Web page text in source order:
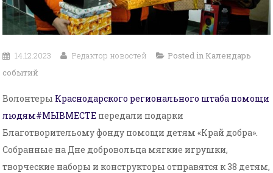
14.12.2023 Редактор новостей Posted in Календарь
событий
Волонтеры Краснодарского регионального штаба помощи
людям#МЫВМЕСТЕ передали подарки
Благотворительому фонду помощи детям «Край добра».
Собранные на Дне добровольца мягкие игрушки,
творческие наборы и конструкторы отправятся к 38 детям,